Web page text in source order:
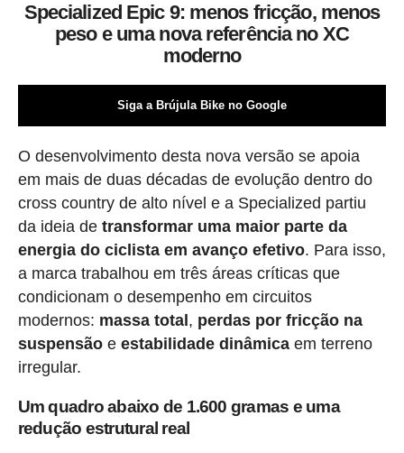
Specialized Epic 9: menos fricção, menos
peso e uma nova referência no XC
moderno
Siga a Brújula Bike no Google
O desenvolvimento desta nova versão se apoia
em mais de duas décadas de evolução dentro do
cross country de alto nível e a Specialized partiu
da ideia de transformar uma maior parte da
energia do ciclista em avanço efetivo. Para isso,
a marca trabalhou em três áreas críticas que
condicionam o desempenho em circuitos
modernos: massa total , perdas por fricção na
suspensãoe estabilidade dinâmicaem terreno
irregular.
Um quadro abaixo de 1.600 gramas e uma
redução estrutural real